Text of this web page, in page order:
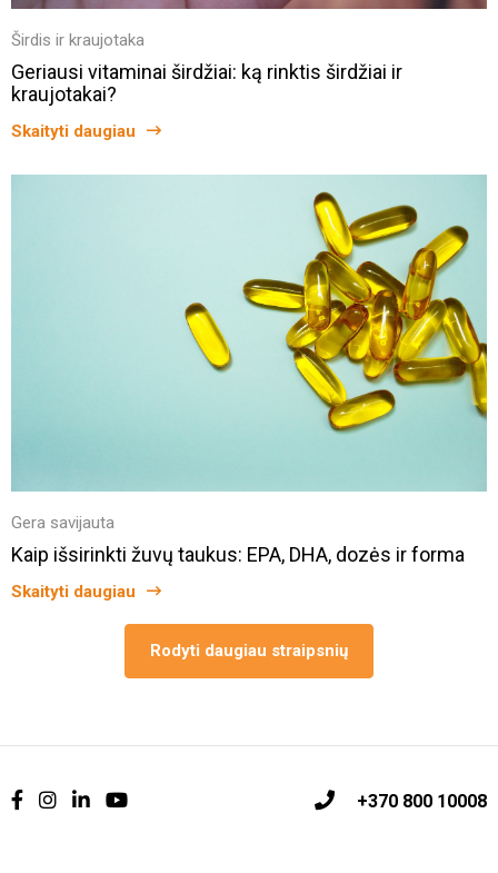
Širdis ir kraujotaka
Geriausi vitaminai širdžiai: ką rinktis širdžiai ir
kraujotakai?
Skaityti daugiau
Gera savijauta
Kaip išsirinkti žuvų taukus: EPA, DHA, dozės ir forma
Skaityti daugiau
Rodyti daugiau straipsnių
+370 800 10008